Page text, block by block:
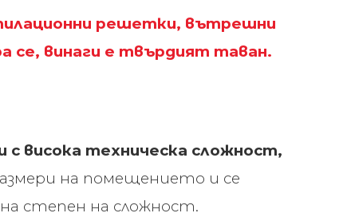
решетки, вътрешни
се, винаги е твърдият таван.
висока техническа сложност,
на помещението и се
степен на сложност.